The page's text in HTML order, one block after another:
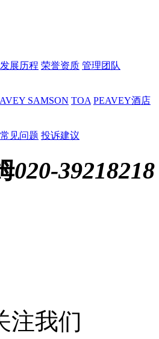
发展历程 荣誉资质 管理团队
SAMSON TOA PEAVEY酒店
常见问题 投诉建议
020-39218218
注我们